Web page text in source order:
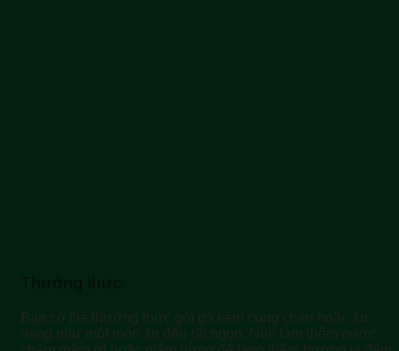
Thưởng thức
Bạn có thể thưởng thức gỏi gà kèm cùng cháo hoặc ăn
riêng như một món ăn đều rất ngon. Nên làm thêm nước